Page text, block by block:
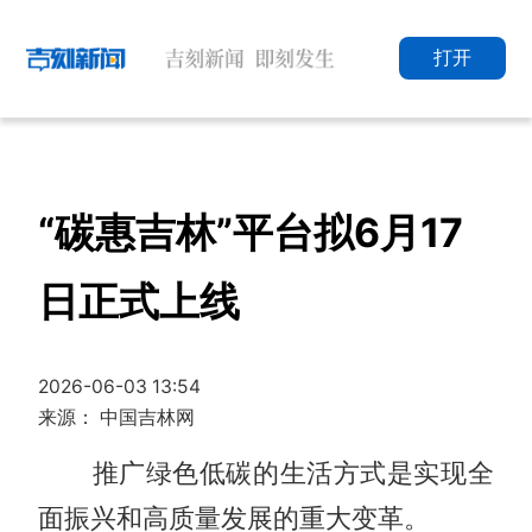
打开
“碳惠吉林”平台拟6月17
日正式上线
2026-06-03 13:54
来源： 中国吉林网
推广绿色低碳的生活方式是实现全
面振兴和高质量发展的重大变革。